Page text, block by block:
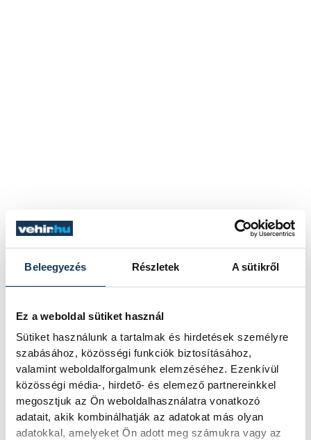
Beleegyezés Részletek A sütikről
Ez a weboldal sütiket használ
Sütiket használunk a tartalmak és hirdetések személyre
szabásához, közösségi funkciók biztosításához,
valamint weboldalforgalmunk elemzéséhez. Ezenkívül
közösségi média-, hirdető- és elemező partnereinkkel
megosztjuk az Ön weboldalhasználatra vonatkozó
adatait, akik kombinálhatják az adatokat más olyan
adatokkal, amelyeket Ön adott meg számukra vagy az